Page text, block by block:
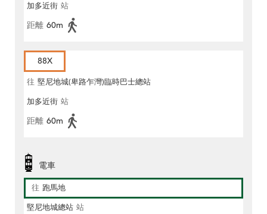
加多近街 站
距離 60m
88X
往 堅尼地城(卑路乍灣)臨時巴士總站
加多近街 站
距離 60m
電車
往 跑馬地
堅尼地城總站 站